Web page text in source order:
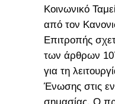
Κοινωνικό
από τον
Επιτροπής
των άρθρων
για τη
Ένωσης στις
σημασίας. Ο